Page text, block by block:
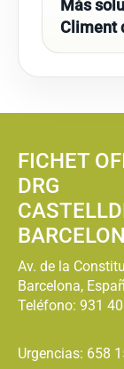
Más
Climent
FICHET
DRG
Av. de la
Barcelona,
Teléfono: 931
Urgencias: 658